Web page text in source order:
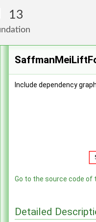
13
Foundation
Include dependency
Go to the source code of
Detailed